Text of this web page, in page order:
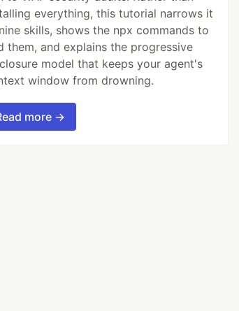
everything, this tutorial narrows it
skills, shows the npx commands to
them, and explains the progressive
model that keeps your agent's
window from drowning.
more →